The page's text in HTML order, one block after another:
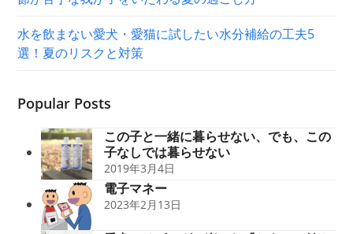
水を飲まない愛犬・愛猫に試したい水分補給の工夫5
選！夏のリスクと対策
Popular Posts
この子と一緒に暮らせない、でも、この
子なしでは暮らせない
2019年3月4日
電子マネー
2023年2月13日